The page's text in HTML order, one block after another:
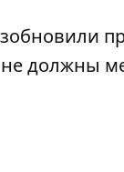
не должны